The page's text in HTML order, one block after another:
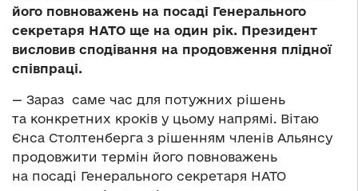
його повноважень на посаді Генерального
секретаря НАТО ще на один рік. Президент
висловив сподівання на продовження плідної
співпраці.
— Зараз саме час для потужних рішень
та конкретних кроків у цьому напрямі. Вітаю
Єнса Столтенберга з рішенням членів Альянсу
продовжити термін його повноважень
на посаді Генерального секретаря НАТО